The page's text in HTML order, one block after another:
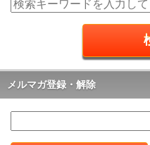
メルマガ登録・解除